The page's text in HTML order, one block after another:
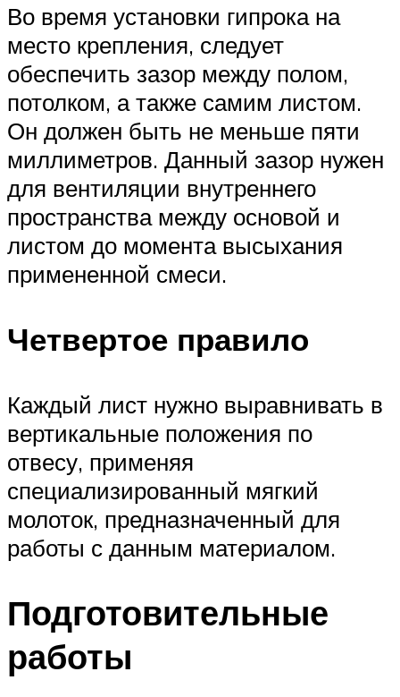
Во время установки гипрока на
место крепления, следует
обеспечить зазор между полом,
потолком, а также самим листом.
Он должен быть не меньше пяти
миллиметров. Данный зазор нужен
для вентиляции внутреннего
пространства между основой и
листом до момента высыхания
примененной смеси.
Четвертое правило
Каждый лист нужно выравнивать в
вертикальные положения по
отвесу, применяя
специализированный мягкий
молоток, предназначенный для
работы с данным материалом.
Подготовительные
работы